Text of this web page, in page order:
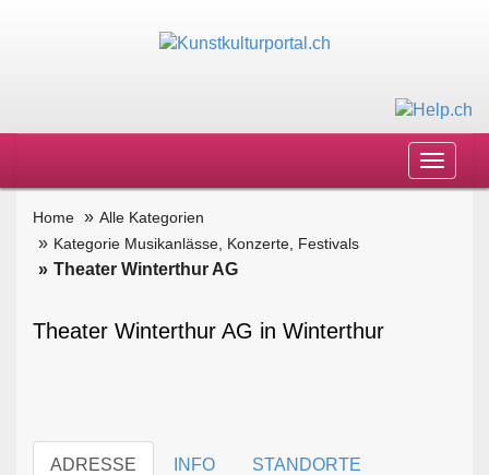
Toggle
Home
Alle Kategorien
Kategorie Musikanlässe, Konzerte, Festivals
Theater Winterthur AG
Theater Winterthur AG in Winterthur
ADRESSE INFO STANDORTE